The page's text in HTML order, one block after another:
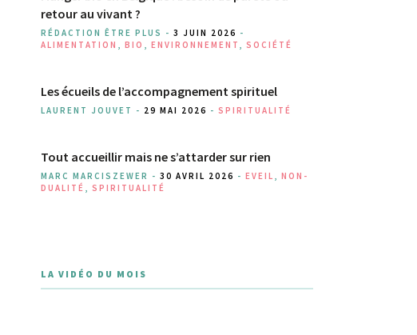
retour au vivant ?
RÉDACTION ÊTRE PLUS - 3 JUIN 2026 -
ALIMENTATION , BIO , ENVIRONNEMENT , SOCIÉTÉ
Les écueils de l’accompagnement spirituel
LAURENT JOUVET - 29 MAI 2026 - SPIRITUALITÉ
Tout accueillir mais ne s’attarder sur rien
MARC MARCISZEWER - 30 AVRIL 2026 - EVEIL , NON-
DUALITÉ , SPIRITUALITÉ
LA VIDÉO DU MOIS